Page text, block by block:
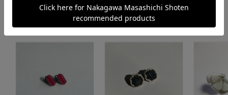
こちらもおすすめ